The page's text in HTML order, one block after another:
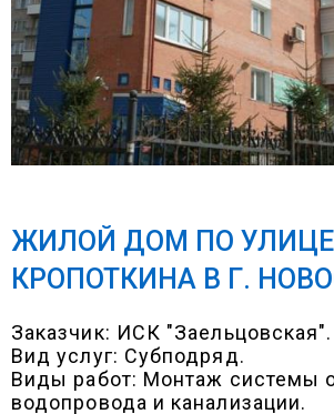
ЖИЛОЙ ДОМ ПО УЛИЦЕ
КРОПОТКИНА В Г.
Заказчик: ИСК "Заельцовская".
Вид услуг: Субподряд.
Виды работ: Монтаж системы
водопровода и канализации.